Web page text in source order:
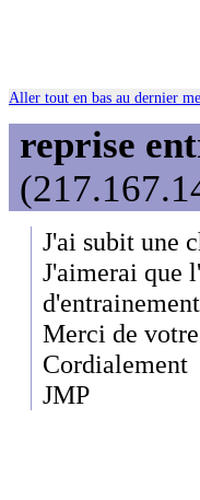
Aller tout en bas au dernier
reprise
J'ai subit une
J'aimerai que
Merci de
Cordialement
JMP